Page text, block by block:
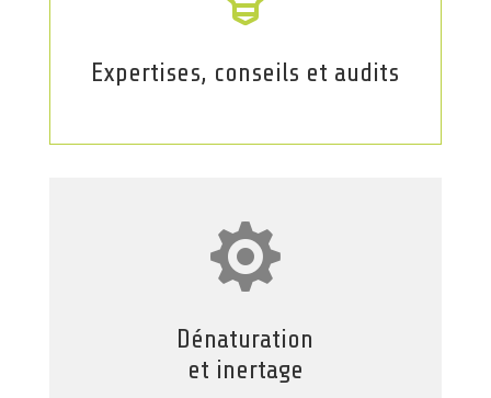
Expertises, conseils et audits

Dénaturation
et inertage